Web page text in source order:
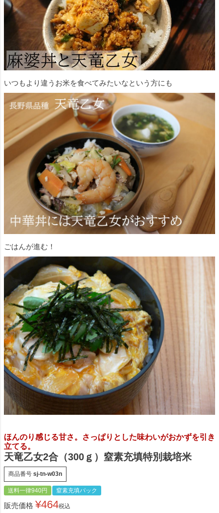
いつもより違うお米を食べてみたいなという方にも
ごはんが進む！
ほんのり感じる甘さ。さっぱりとした味わいがおかずを引き
立てる。
天竜乙女2合（300ｇ）窒素充填特別栽培米
商品番号 sj-tn-w03n
送料一律940円 窒素充填パック
販売価格 ¥464税込